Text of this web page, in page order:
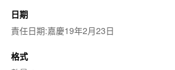
日期
責任日期:嘉慶19年2月23日
格式